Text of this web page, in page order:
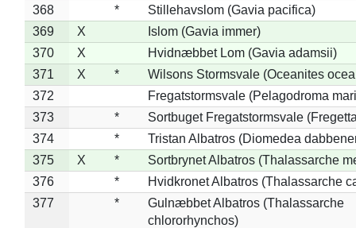
368
*
Stillehavslom (Gavia pacifica)
369
X
Islom (Gavia immer)
370
X
Hvidnæbbet Lom (Gavia adamsii)
371
X *
Wilsons Stormsvale (Oceanites
372
Fregatstormsvale (Pelagodroma
373
*
Sortbuget Fregatstormsvale
374
*
Tristan Albatros (Diomedea
375
X *
Sortbrynet Albatros (Thalassarche
376
*
Hvidkronet Albatros (Thalassarche
377
*
Gulnæbbet Albatros (Thalassarche
chlororhynchos)